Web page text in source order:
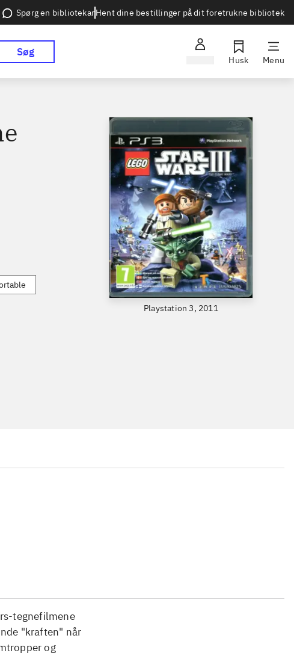
Spørg en bibliotekarHent dine bestillinger på dit foretrukne bibliotek
Søg
Husk Menu
Playstation 3, 2011
tegnefilmene
"kraften" når
og